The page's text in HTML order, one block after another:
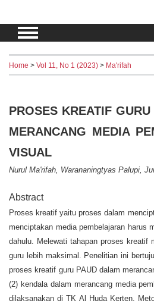
Home > Vol 11, No 1 (2023) > Ma'rifah
PROSES KREATIF
MERANCANG MEDIA
VISUAL
Nurul Ma'rifah, Warananingtyas Palupi,
Abstract
Proses kreatif yaitu proses dalam
menciptakan media pembelajaran harus
dahulu. Melewati tahapan proses kreatif
guru lebih maksimal. Penelitian ini
proses kreatif guru PAUD dalam
(2) kendala dalam merancang media
dilaksanakan di TK Al Huda Kerten.